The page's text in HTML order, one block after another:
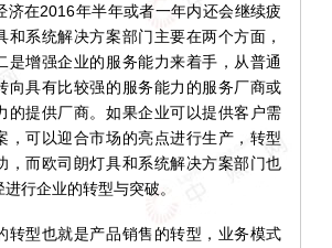
在2016年半年或者一年内还会继续疲
和系统解决方案部门主要在两个方面，
是增强企业的服务能力来着手，从普通
向具有比较强的服务能力的服务厂商或
的提供厂商。如果企业可以提供客户需
，可以迎合市场的亮点进行生产，转型
，而欧司朗灯具和系统解决方案部门也
行企业的转型与突破。
型也就是产品销售的转型，业务模式